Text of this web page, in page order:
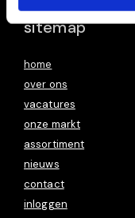
sitemap
home
over ons
vacatures
onze markt
assortiment
nieuws
contact
inloggen